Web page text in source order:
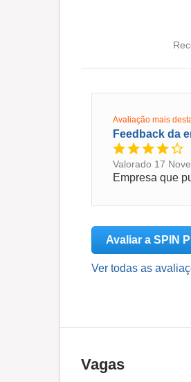
Avaliação mais
Feedback da
Valorado 17
Avaliar a SPIN
Ver todas as
Vagas